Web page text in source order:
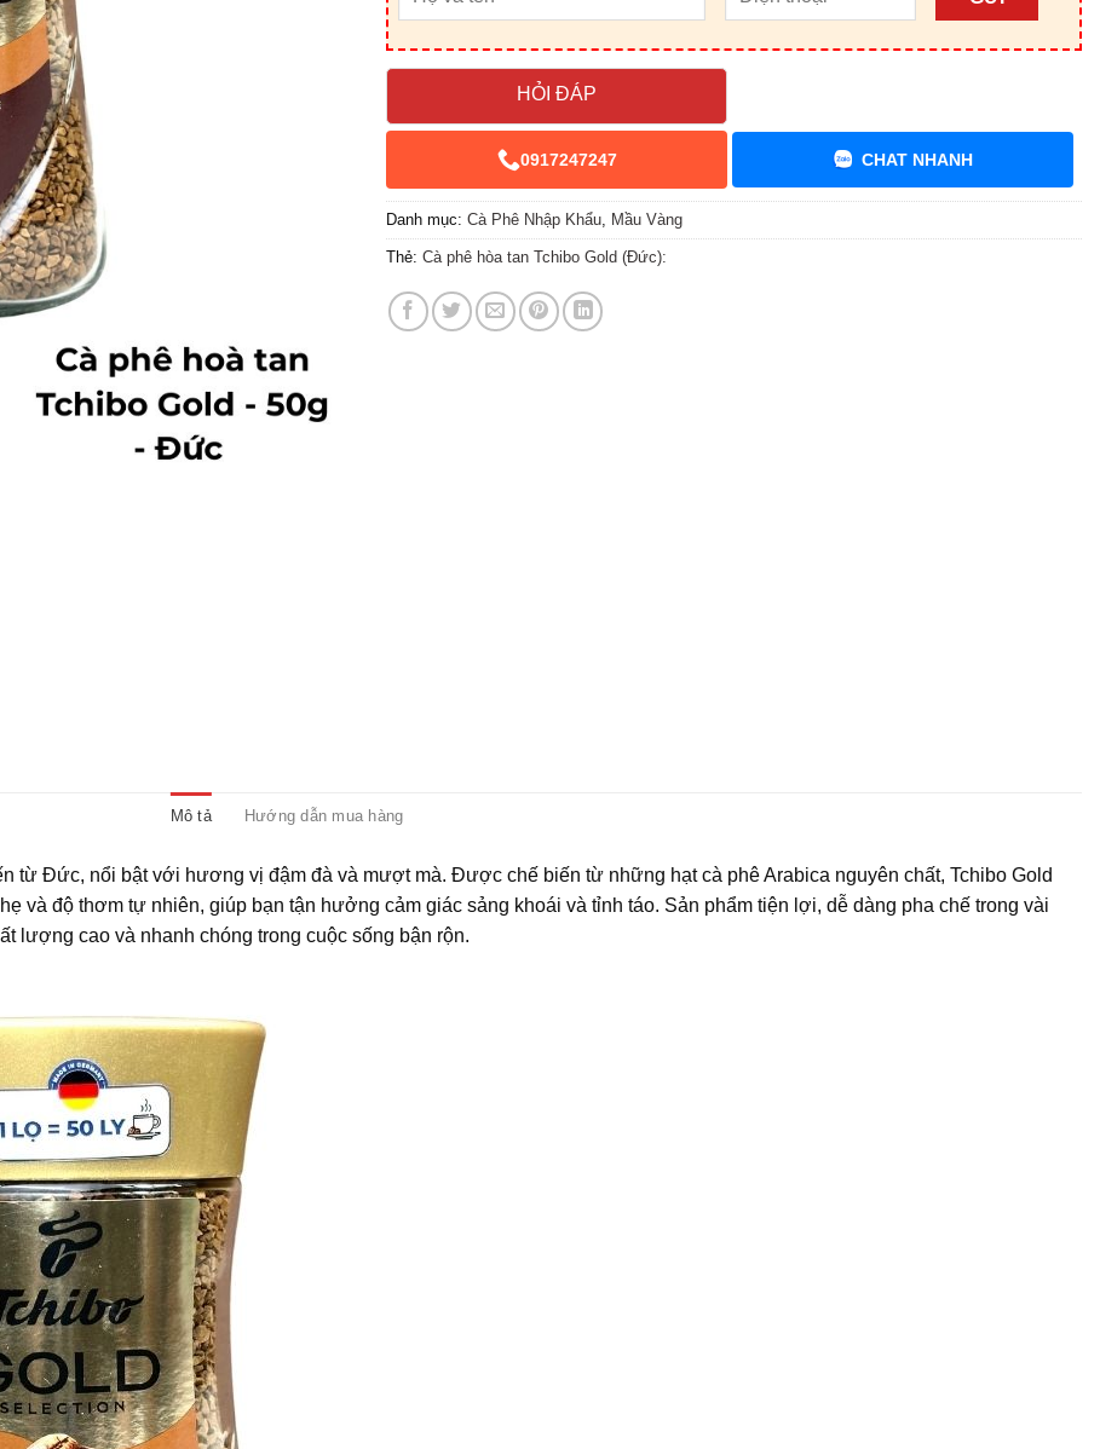
HỎI ĐÁP
0917247247 CHAT NHANH
Danh mục:Cà Phê Nhập Khẩu Mầu Vàng
Thẻ:Cà phê hòa tan Tchibo Gold (Đức):
Mô tả Hướng dẫn mua hàng
từ Đức, nổi bật với hương vị đậm đà và mượt mà. Được chế biến từ những hạt cà phê Arabica nguyên chất, Tchibo Gold
và độ thơm tự nhiên, giúp bạn tận hưởng cảm giác sảng khoái và tỉnh táo. Sản phẩm tiện lợi, dễ dàng pha chế trong vài
lượng cao và nhanh chóng trong cuộc sống bận rộn.